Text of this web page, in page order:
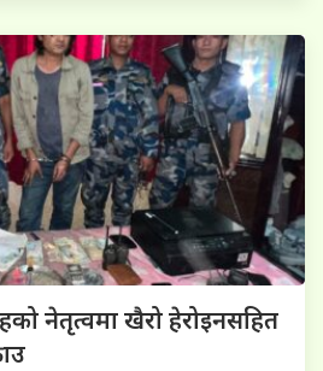
नेतृत्वमा खैरो हेरोइनसहित